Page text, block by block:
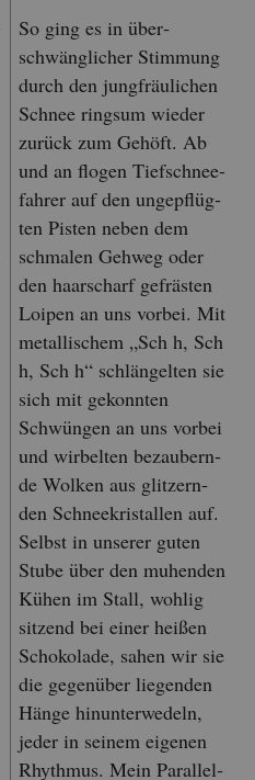
So ging es in über­
schwäng­li­cher Stim­mung
durch den jung­fräu­li­chen
Schnee rings­um wie­der
zu­rück zum Ge­höft. Ab
und an flo­gen Tief­schnee­
fah­rer auf den un­ge­pflüg­
ten Pis­ten neben dem
schma­len Geh­weg oder
den haar­scharf ge­fräs­ten
Loi­pen an uns vor­bei. Mit
me­tal­li­schem „Sch h, Sch
h, Sch h“ schlän­gel­ten sie
sich mit ge­konn­ten
Schwün­gen an uns vor­bei
und wir­bel­ten be­zau­bern­
de Wol­ken aus glit­zern­
den Schnee­kris­tal­len auf.
Selbst in un­se­rer guten
Stube über den mu­hen­den
Kühen im Stall, woh­lig
sit­zend bei einer hei­ßen
Scho­ko­la­de, sahen wir sie
die ge­gen­über lie­gen­den
Hänge hin­un­ter­we­deln,
jeder in sei­nem ei­ge­nen
Rhyth­mus. Mein Par­al­lel­